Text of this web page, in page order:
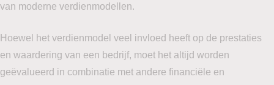
van moderne verdienmodellen.
Hoewel het verdienmodel veel invloed heeft op de prestaties
en waardering van een bedrijf, moet het altijd worden
geëvalueerd in combinatie met andere financiële en